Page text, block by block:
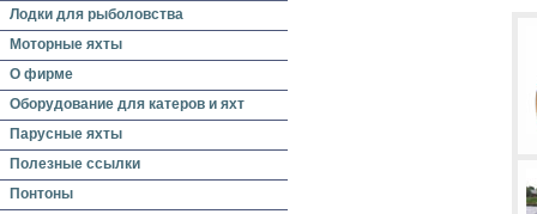
Лодки для рыболовства
Моторные яхты
О фирме
Оборудование для катеров и яхт
Парусные яхты
Полезные ссылки
Понтоны